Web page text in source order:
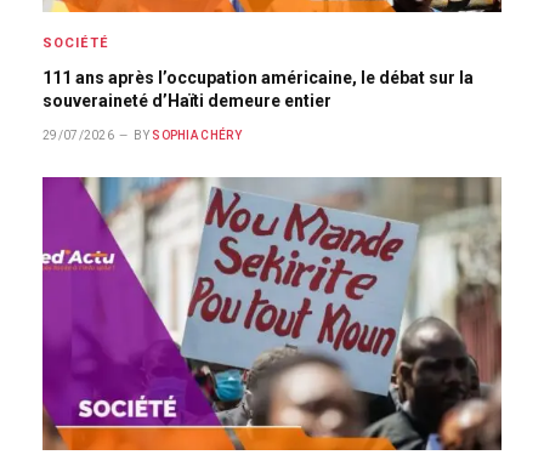
SOCIÉTÉ
111 ans après l’occupation américaine, le débat sur la
souveraineté d’Haïti demeure entier
29/07/2026 BY SOPHIA CHÉRY